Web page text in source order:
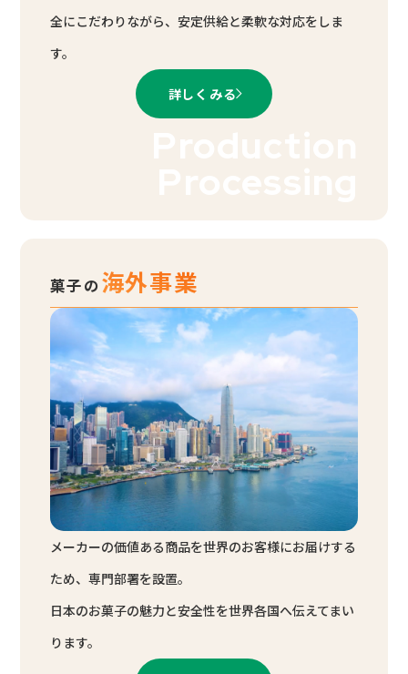
全にこだわりながら、安定供給と柔軟な対応をしま
す。
詳しくみる
菓子の海外事業
メーカーの価値ある商品を世界のお客様にお届けする
ため、専門部署を設置。
日本のお菓子の魅力と安全性を世界各国へ伝えてまい
ります。